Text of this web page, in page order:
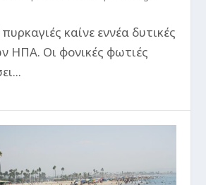
καίνε εννέα δυτικές
ΗΠΑ. Οι φονικές φωτιές